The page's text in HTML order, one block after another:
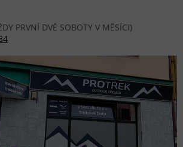
PRVNÍ DVĚ SOBOTY V MĚSÍCI)